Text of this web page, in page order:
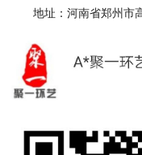
地址：河南省郑州市